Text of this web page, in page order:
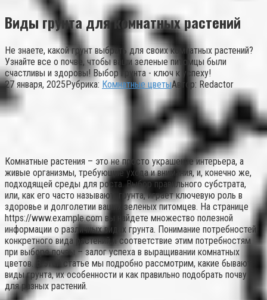
Виды грунта для комнатных растений
Не знаете, какой грунт выбрать для своих комнатных растений?
Узнайте все о почве, чтобы ваши зеленые питомцы были
счастливы и здоровы! Выбор грунта - ключ к успеху!
27 января, 2025Рубрика: Комнатные цветыАвтор: Redactor
Комнатные растения – это не просто украшение интерьера, а
живые организмы, требующие ухода и внимания, и, конечно же,
подходящей среды для роста. Выбор правильного субстрата,
или, как его часто называют, грунта, играет ключевую роль в
здоровье и долголетии ваших зеленых питомцев. На странице
https://www.example.com вы найдете множество полезной
информации о различных видах грунта. Понимание потребностей
конкретного вида растений и соответствие этим потребностям
при выборе почвы – залог успеха в выращивании комнатных
цветов. В этой статье мы подробно рассмотрим, какие бывают
виды грунта, их особенности и как правильно подобрать почву
для разных растений.